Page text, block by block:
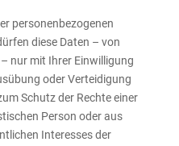
personenbezogenen
diese Daten – von
nur mit Ihrer Einwilligung
oder Verteidigung
Schutz der Rechte einer
Person oder aus
Interesses der